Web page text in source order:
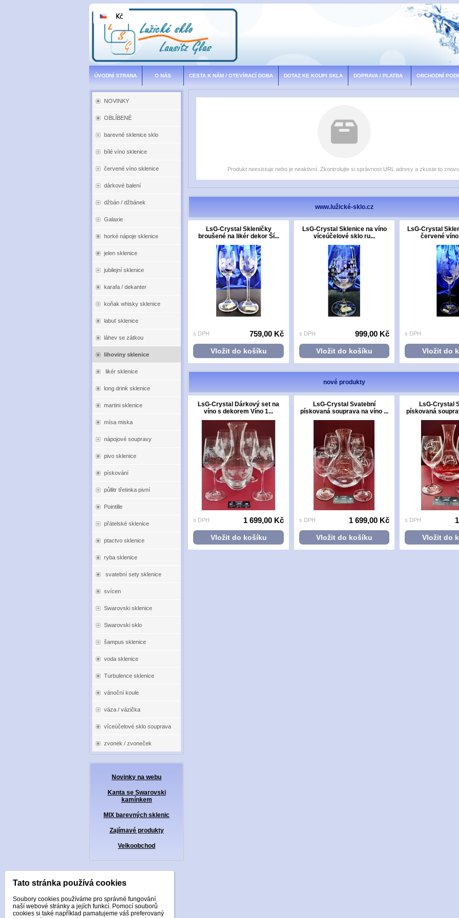
ÚVODNÍ STRANA O NÁS CESTA K NÁM / OTEVÍRACÍ DOBA DOTAZ KE KOUPI SKLA DOPRAVA / PLATBA OBCHODNÍ
NOVINKY
OBLÍBENÉ
barevné sklenice sklo
bílé víno sklenice
červené víno sklenice
dárkové balení
džbán / džbánek
Galaxie
horké nápoje sklenice
jelen sklenice
jubilejní sklenice
karafa / dekanter
koňak whisky sklenice
labuť sklenice
láhev se zátkou
lihoviny sklenice
likér sklenice
long drink sklenice
martini sklenice
mísa miska
nápojové soupravy
pivo sklenice
pískování
půllitr třetinka pivní
Pointille
přátelské sklenice
ptactvo sklenice
ryba sklenice
svatební sety sklenice
svícen
Swarovski sklenice
Swarovski sklo
šampus sklenice
voda sklenice
Turbulence sklenice
vánoční koule
váza / vázička
víceúčelové sklo souprava
zvonek / zvoneček
Novinky na webu
Kanta se Swarovski
kamínkem
MIX barevných sklenic
Zajímavé produkty
Velkoobchod
Produkt neexistuje nebo je neaktivní. Zkontrolujte si správnost URL adresy a zkuste to znovu.
www.lužické-sklo.cz
LsG-Crystal Skleničky
broušené na likér dekor Ší...
s DPH 759,00 Kč
Vložit do košíku
LsG-Crystal Sklenice na víno
víceúčelové sklo ru...
s DPH 999,00 Kč
Vložit do košíku
LsG-Crystal
červené víno
s DPH
Vložit do
nové produkty
LsG-Crystal Dárkový set na
víno s dekorem Víno 1...
s DPH 1 699,00 Kč
Vložit do košíku
LsG-Crystal Svatební
pískovaná souprava na víno ...
s DPH 1 699,00 Kč
Vložit do košíku
LsG-Crystal
pískovaná
s DPH
Vložit do
Tato stránka používá cookies
Soubory cookies používáme pro správné fungování
naší webové stránky a jejích funkcí. Pomocí souborů
cookies si také například pamatujeme váš preferovaný